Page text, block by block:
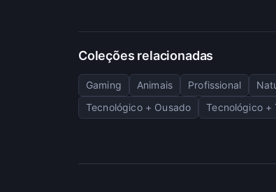
Coleções relacionadas
Gaming Animais Profissional
Tecnológico + Ousado
Tecnológico +